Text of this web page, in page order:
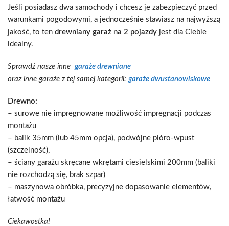
Jeśli posiadasz dwa samochody i chcesz je zabezpieczyć przed
warunkami pogodowymi, a jednocześnie stawiasz na najwyższą
jakość, to ten drewniany garaż na 2 pojazdy jest dla Ciebie
idealny.
Sprawdź nasze inne garaże drewniane
oraz inne garaże z tej samej kategorii: garaże dwustanowiskowe
Drewno:
– surowe nie impregnowane możliwość impregnacji podczas
montażu
– balik 35mm (lub 45mm opcja), podwójne pióro-wpust
(szczelność),
– ściany garażu skręcane wkrętami ciesielskimi 200mm (baliki
nie rozchodzą się, brak szpar)
– maszynowa obróbka, precyzyjne dopasowanie elementów,
łatwość montażu
Ciekawostka!